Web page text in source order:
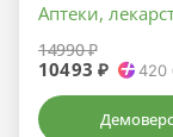
Аптеки,
14990 ₽
10493 ₽ 420